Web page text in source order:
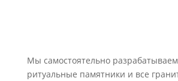
Мы самостоятельно
ритуальные памятники и все